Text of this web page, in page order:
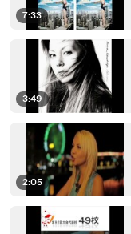
7:33
3:49
2:05